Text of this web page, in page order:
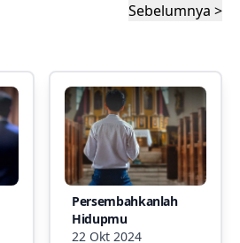
Sebelumnya >
Persembahkanlah
Hidupmu
22 Okt 2024